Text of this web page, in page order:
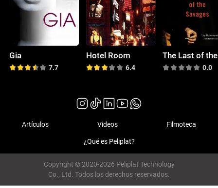
Gia
7.7
Hotel Room
6.4 0.0
Artículos Videos Filmoteca
¿Qué es Peliplat?
Copyright © 2020-2026 Peliplat Technology
Co., Ltd. Todos los derechos reservados.